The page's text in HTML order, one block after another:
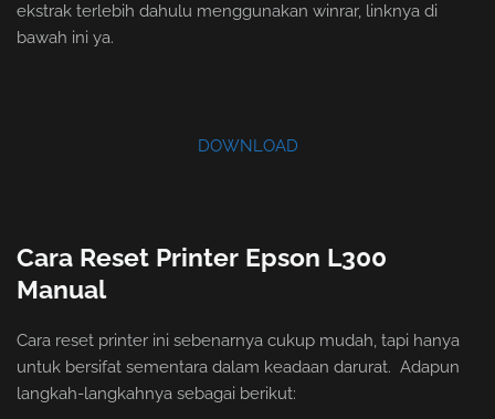
ekstrak terlebih dahulu menggunakan winrar, linknya di
bawah ini ya.
DOWNLOAD
Cara Reset Printer Epson L300
Manual
Cara reset printer ini sebenarnya cukup mudah, tapi hanya
untuk bersifat sementara dalam keadaan darurat. Adapun
langkah-langkahnya sebagai berikut: